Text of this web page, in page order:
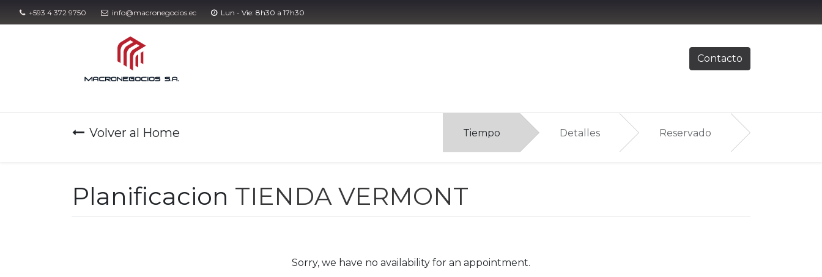
+593 4 372 9750 info@macronegocios.ec​​ Lun - Vie: 8h30 a 17h30
Contacto
Volver al Home Tiempo Detalles Reservado
Planificacion TIENDA VERMONT
Sorry, we have no availability for an appointment.